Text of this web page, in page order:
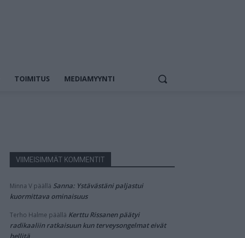
TOIMITUS MEDIAMYYNTI
VIIMEISIMMÄT KOMMENTIT
Minna V päällä Sanna: Ystävästäni paljastui
kuormittava ominaisuus
Terho Halme päällä Kerttu Rissanen päätyi
radikaaliin ratkaisuun kun terveysongelmat eivät
hellitä